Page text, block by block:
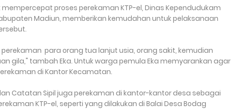
proses perekaman KTP-el, Dinas Kependudukam
Madiun, memberikan kemudahan untuk pelaksanaan
para orang tua lanjut usia, orang sakit, kemudian
gila," tambah Eka. Untuk warga pemula Eka memyarankan agar
di Kantor Kecamatan.
Catatan Sipil juga perekaman di kantor-kantor desa sebagai
KTP-el, seperti yang dilakukan di Balai Desa Bodag